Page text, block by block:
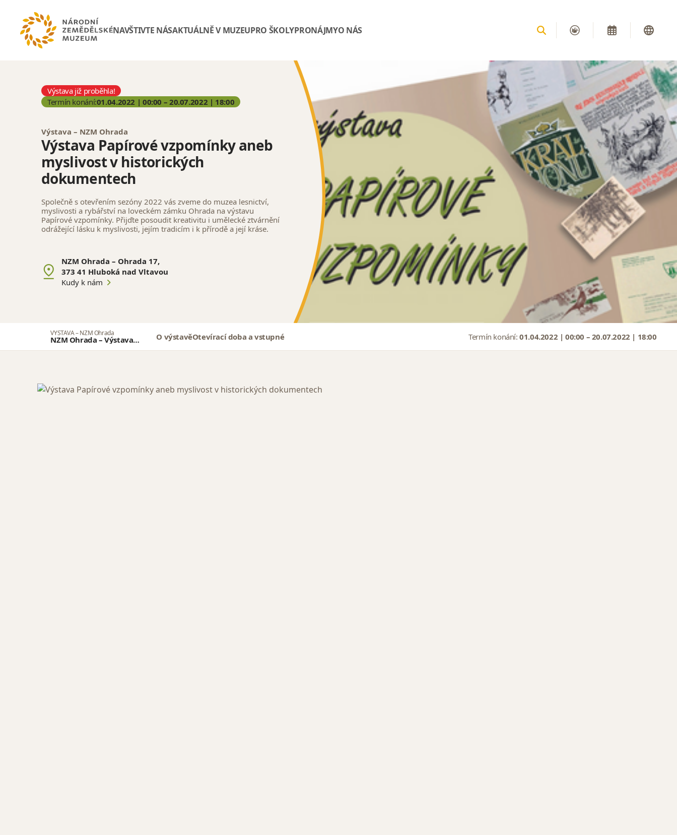
NAVŠTIVTE NÁSAKTUÁLNĚ V MUZEUPRO ŠKOLYPRONÁJMYO NÁS
Výstava již proběhla!
Termín konání:01.04.2022 | 00:00 – 20.07.2022 | 18:00
Výstava – NZM Ohrada
Výstava Papírové vzpomínky aneb
myslivost v historických
dokumentech
Společně s otevřením sezóny 2022 vás zveme do muzea lesnictví,
myslivosti a rybářství na loveckém zámku Ohrada na výstavu
Papírové vzpomínky. Přijďte posoudit kreativitu i umělecké ztvárnění
odrážející lásku k myslivosti, jejím tradicím i k přírodě a její kráse.
NZM Ohrada – Ohrada 17,
373 41 Hluboká nad Vltavou
Kudy k nám
VÝSTAVA – NZM Ohrada
NZM Ohrada – Výstava
Papírové vzpomínky aneb
O výstavěOtevírací doba a vstupné Termín konání:01.04.2022 | 00:00 – 20.07.2022 | 18:00